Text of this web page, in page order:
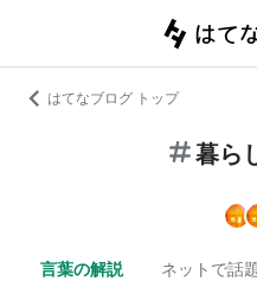
はてなブログ トップ
暮ら
言葉の解説 ネットで話題